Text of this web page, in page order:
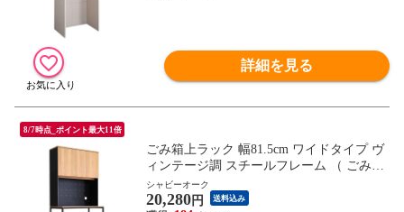
詳細を見る
8/7時点_ポイント最大11倍
ごみ箱上ラック 幅81.5cm ワイドタイプ ヴ
ィンテージ調 スチールフレーム （ ごみ箱
上 ラック 棚 ゴミ箱上収納 収納 ダストボ
ックス ワイド 食器棚 キッチン収納 台所
シャビーオーク
20,280円 送料込み